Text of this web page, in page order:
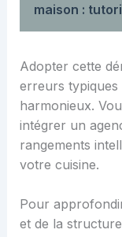
maison :
Adopter cette
erreurs
harmonieux.
intégrer un
rangements
votre cuisine.
Pour
et de la